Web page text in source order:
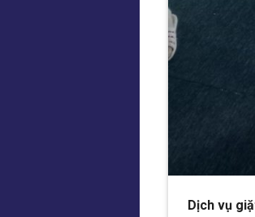
Dịch vụ